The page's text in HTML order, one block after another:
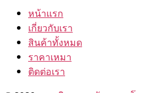
หน้าแรก
เกี่ยวกับเรา
สินค้าทั้งหมด
ราคาเหมา
ติดต่อเรา